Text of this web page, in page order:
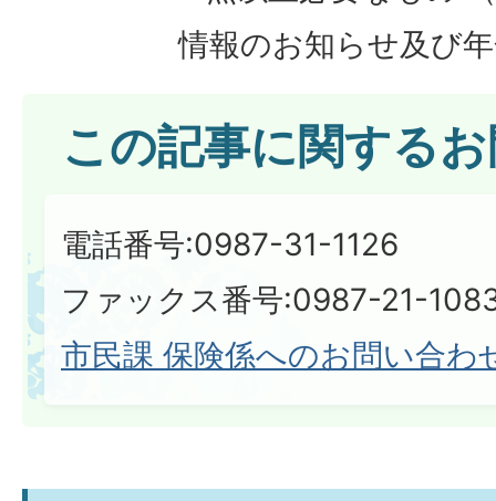
情報のお知らせ及び
この記事に関する
電話番号:0987-31-1126
ファックス番号:0987-21-
市民課 保険係へのお問い合わ